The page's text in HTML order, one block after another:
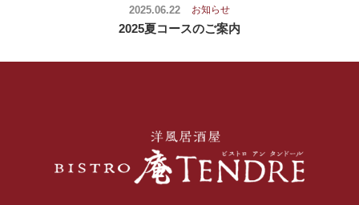
2025.06.22 お知らせ
2025夏コースのご案内